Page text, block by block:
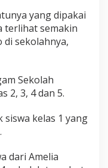
yang dipakai
terlihat semakin
sekolahnya,
Sekolah
2, 3, 4 dan 5.
kelas 1 yang
dari Amelia